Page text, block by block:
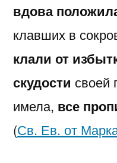
вдова
клавших в
клали от
скудости своей
имела, все
(Св. Ев. от